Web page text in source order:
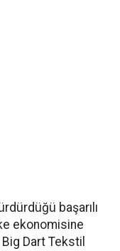
başarılı
ekonomisine
Dart Tekstil